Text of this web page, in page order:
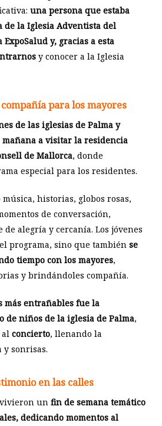
una persona que estaba
de la Iglesia Adventista del
y, gracias a esta
y conocer a la Iglesia
para los mayores
de las iglesias de Palma y
mañana a visitar la residencia
de Mallorca, donde
especial para los residentes.
historias, globos rosas,
de conversación,
alegría y cercanía. Los jóvenes
programa, sino que también se
tiempo con los mayores,
y brindándoles compañía.
más entrañables fue la
de niños de la iglesia de Palma,
al concierto, llenando la
y sonrisas.
en las calles
vivieron un fin de semana temático
dedicando momentos al